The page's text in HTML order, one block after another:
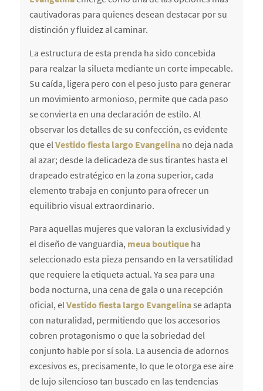
cautivadoras para quienes desean destacar por su
distinción y fluidez al caminar.
La estructura de esta prenda ha sido concebida
para realzar la silueta mediante un corte impecable.
Su caída, ligera pero con el peso justo para generar
un movimiento armonioso, permite que cada paso
se convierta en una declaración de estilo. Al
observar los detalles de su confección, es evidente
que el Vestido fiesta largo Evangelinano deja nada
al azar; desde la delicadeza de sus tirantes hasta el
drapeado estratégico en la zona superior, cada
elemento trabaja en conjunto para ofrecer un
equilibrio visual extraordinario.
Para aquellas mujeres que valoran la exclusividad y
el diseño de vanguardia, meua boutiqueha
seleccionado esta pieza pensando en la versatilidad
que requiere la etiqueta actual. Ya sea para una
boda nocturna, una cena de gala o una recepción
oficial, elVestido fiesta largo Evangelinase adapta
con naturalidad, permitiendo que los accesorios
cobren protagonismo o que la sobriedad del
conjunto hable por sí sola. La ausencia de adornos
excesivos es, precisamente, lo que le otorga ese aire
de lujo silencioso tan buscado en las tendencias